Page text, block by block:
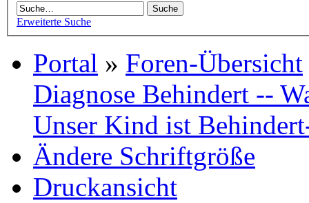
Erweiterte Suche
Portal » Foren-Übersicht
Diagnose Behindert --
Unser Kind ist
Ändere Schriftgröße
Druckansicht